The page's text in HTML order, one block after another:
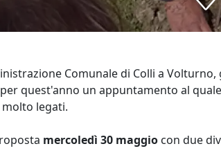
Comunale di Colli a
quest'anno un appuntamento al
legati.
mercoledì 30 maggio con due